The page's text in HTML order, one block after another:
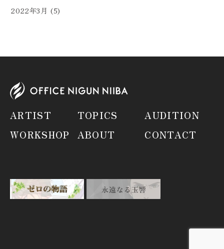
2022年3月 (5)
ARTIST TOPICS
AUDITION
WORKSHOP
ABOUT CONTACT